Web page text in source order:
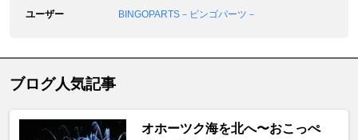
ユーザー
BINGOPARTS－ビンゴパーツ－
ブログ人気記事
オホーツク海を北へ〜おこっぺ